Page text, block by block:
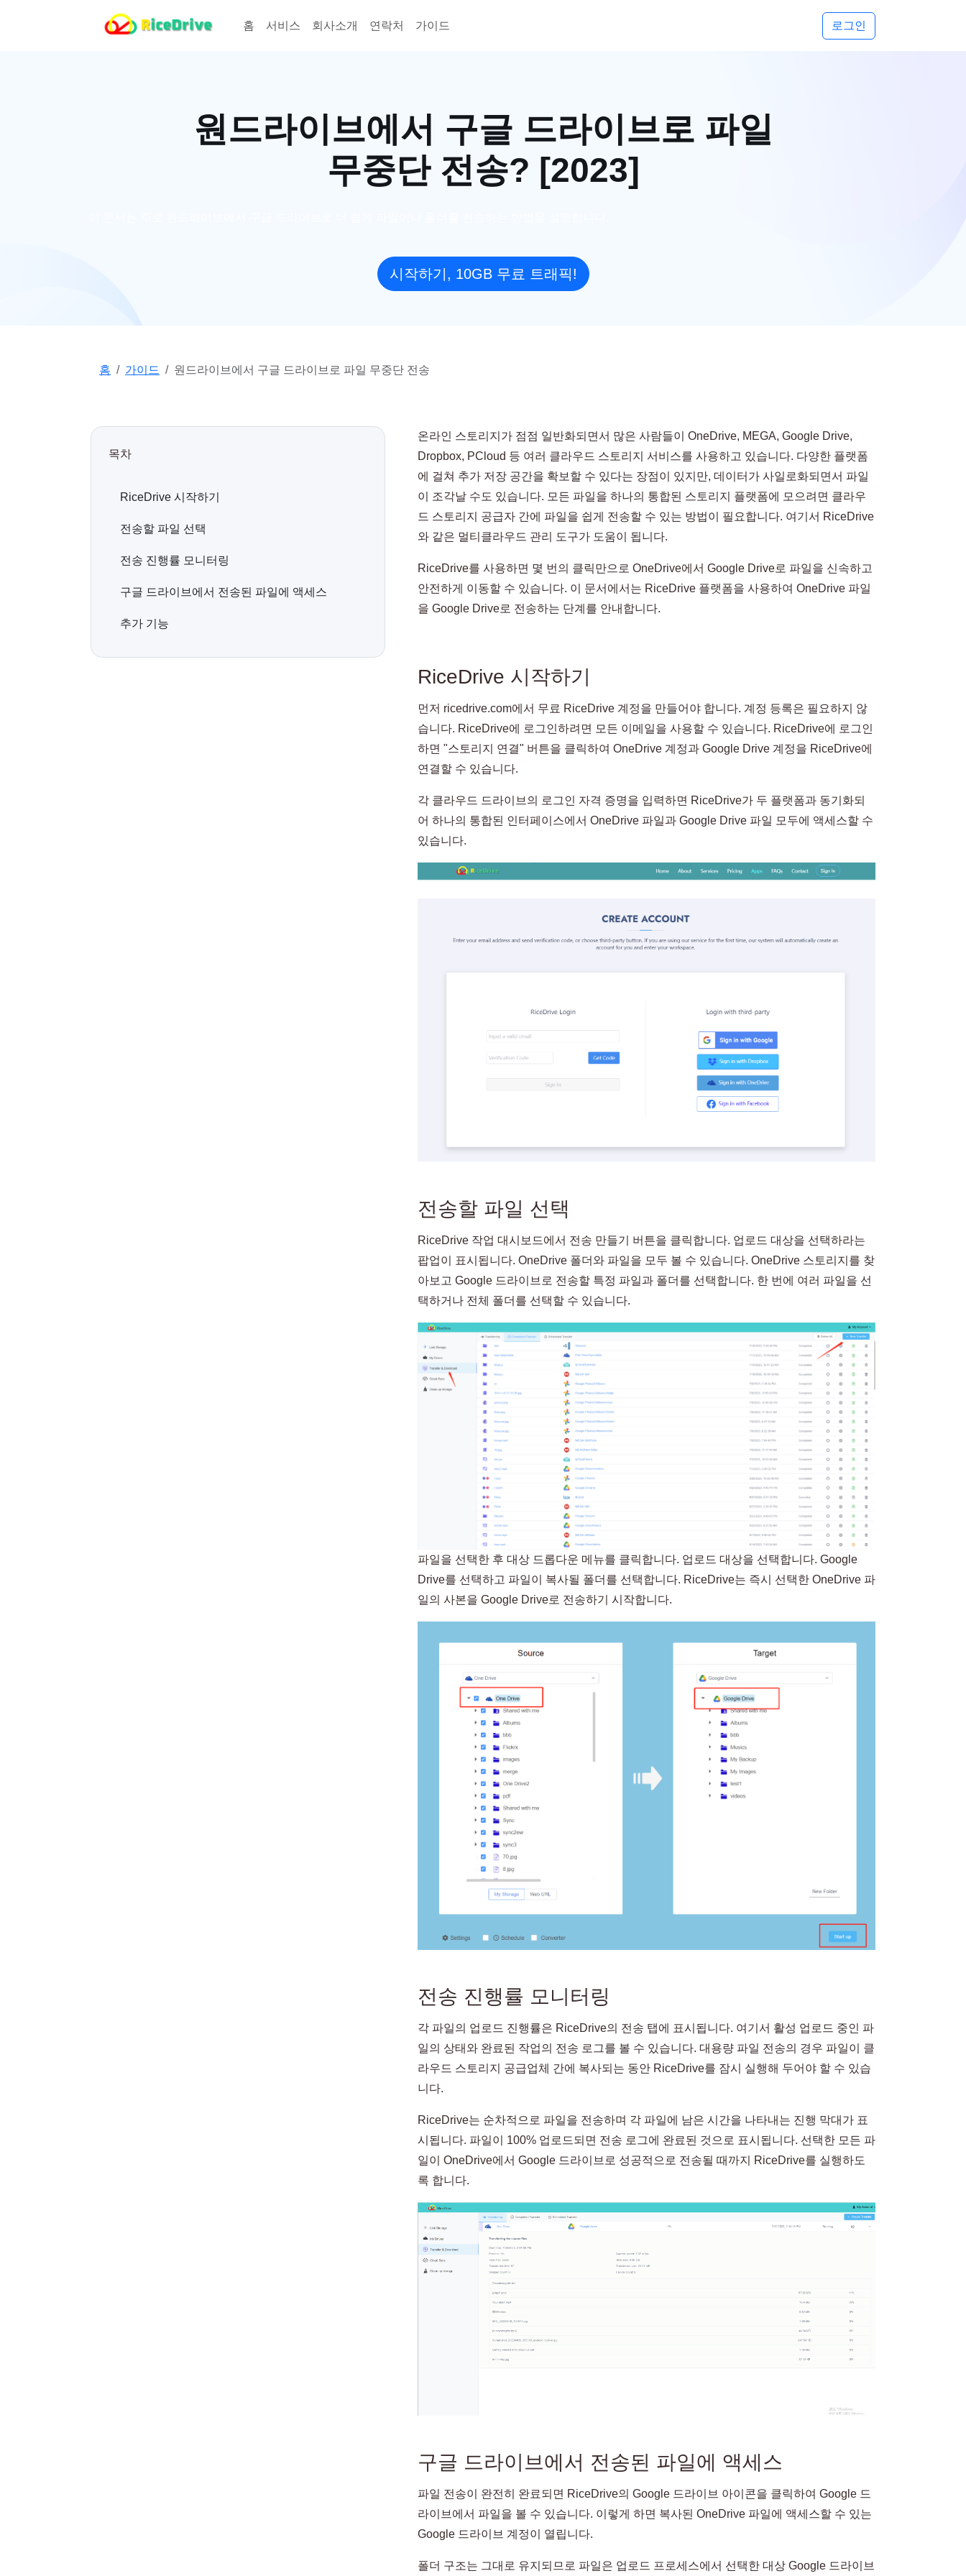
홈 서비스 회사소개 연락처 가이드 로그인
원드라이브에서 구글 드라이브로 파일
무중단 전송? [2023]
시작하기, 10GB 무료 트래픽!
홈 가이드 원드라이브에서 구글 드라이브로 파일 무중단 전송
목차
RiceDrive 시작하기
전송할 파일 선택
전송 진행률 모니터링
구글 드라이브에서 전송된 파일에 액세스
추가 기능
온라인 스토리지가 점점 일반화되면서 많은 사람들이 OneDrive, MEGA, Google Drive,
Dropbox, PCloud 등 여러 클라우드 스토리지 서비스를 사용하고 있습니다. 다양한 플랫폼
에 걸쳐 추가 저장 공간을 확보할 수 있다는 장점이 있지만, 데이터가 사일로화되면서 파일
이 조각날 수도 있습니다. 모든 파일을 하나의 통합된 스토리지 플랫폼에 모으려면 클라우
드 스토리지 공급자 간에 파일을 쉽게 전송할 수 있는 방법이 필요합니다. 여기서 RiceDrive
와 같은 멀티클라우드 관리 도구가 도움이 됩니다.
RiceDrive를 사용하면 몇 번의 클릭만으로 OneDrive에서 Google Drive로 파일을 신속하고
안전하게 이동할 수 있습니다. 이 문서에서는 RiceDrive 플랫폼을 사용하여 OneDrive 파일
을 Google Drive로 전송하는 단계를 안내합니다.
RiceDrive 시작하기
먼저 ricedrive.com에서 무료 RiceDrive 계정을 만들어야 합니다. 계정 등록은 필요하지 않
습니다. RiceDrive에 로그인하려면 모든 이메일을 사용할 수 있습니다. RiceDrive에 로그인
하면 "스토리지 연결" 버튼을 클릭하여 OneDrive 계정과 Google Drive 계정을 RiceDrive에
연결할 수 있습니다.
각 클라우드 드라이브의 로그인 자격 증명을 입력하면 RiceDrive가 두 플랫폼과 동기화되
어 하나의 통합된 인터페이스에서 OneDrive 파일과 Google Drive 파일 모두에 액세스할 수
있습니다.
전송할 파일 선택
RiceDrive 작업 대시보드에서 전송 만들기 버튼을 클릭합니다. 업로드 대상을 선택하라는
팝업이 표시됩니다. OneDrive 폴더와 파일을 모두 볼 수 있습니다. OneDrive 스토리지를 찾
아보고 Google 드라이브로 전송할 특정 파일과 폴더를 선택합니다. 한 번에 여러 파일을 선
택하거나 전체 폴더를 선택할 수 있습니다.
파일을 선택한 후 대상 드롭다운 메뉴를 클릭합니다. 업로드 대상을 선택합니다. Google
Drive를 선택하고 파일이 복사될 폴더를 선택합니다. RiceDrive는 즉시 선택한 OneDrive 파
일의 사본을 Google Drive로 전송하기 시작합니다.
전송 진행률 모니터링
각 파일의 업로드 진행률은 RiceDrive의 전송 탭에 표시됩니다. 여기서 활성 업로드 중인 파
일의 상태와 완료된 작업의 전송 로그를 볼 수 있습니다. 대용량 파일 전송의 경우 파일이 클
라우드 스토리지 공급업체 간에 복사되는 동안 RiceDrive를 잠시 실행해 두어야 할 수 있습
니다.
RiceDrive는 순차적으로 파일을 전송하며 각 파일에 남은 시간을 나타내는 진행 막대가 표
시됩니다. 파일이 100% 업로드되면 전송 로그에 완료된 것으로 표시됩니다. 선택한 모든 파
일이 OneDrive에서 Google 드라이브로 성공적으로 전송될 때까지 RiceDrive를 실행하도
록 합니다.
구글 드라이브에서 전송된 파일에 액세스
파일 전송이 완전히 완료되면 RiceDrive의 Google 드라이브 아이콘을 클릭하여 Google 드
라이브에서 파일을 볼 수 있습니다. 이렇게 하면 복사된 OneDrive 파일에 액세스할 수 있는
Google 드라이브 계정이 열립니다.
폴더 구조는 그대로 유지되므로 파일은 업로드 프로세스에서 선택한 대상 Google 드라이브